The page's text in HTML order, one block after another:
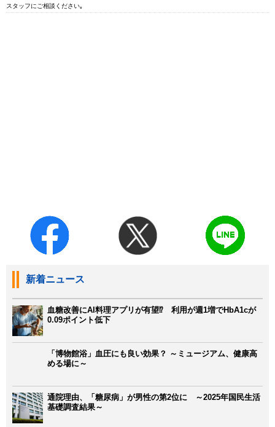
スタッフにご相談ください｡
新着ニュース
血糖改善にAI料理アプリが有望⁉ 利用が週1増でHbA1cが
0.09ポイント低下
「博物館浴」血圧にも良い効果？ ～ミュージアム、健康高
める場に～
通院理由、「糖尿病」が男性の第2位に ～2025年国民生活
基礎調査結果～